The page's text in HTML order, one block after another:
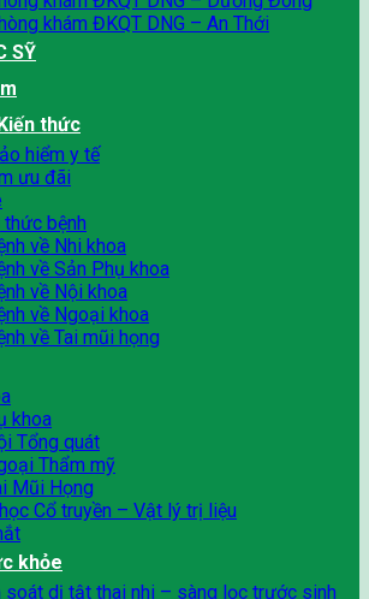
khám ĐKQT DNG – An Thới
SỸ
thức
hiểm y tế
ưu đãi
bệnh
về Nhi khoa
về Sản Phụ khoa
về Nội khoa
về Ngoại khoa
về Tai mũi họng
khoa
Tổng quát
Thẩm mỹ
Mũi Họng
Cổ truyền – Vật lý trị liệu
khỏe
soát dị tật thai nhi – sàng lọc trước sinh